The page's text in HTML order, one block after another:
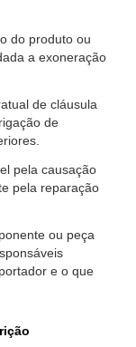
do produto ou
a exoneração
de cláusula
de
pela causação
pela reparação
ou peça
e o que